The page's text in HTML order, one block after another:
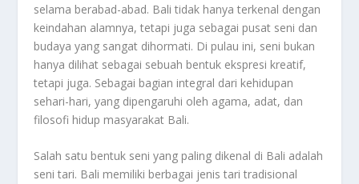
selama berabad-abad. Bali tidak hanya terkenal dengan
keindahan alamnya, tetapi juga sebagai pusat seni dan
budaya yang sangat dihormati. Di pulau ini, seni bukan
hanya dilihat sebagai sebuah bentuk ekspresi kreatif,
tetapi juga. Sebagai bagian integral dari kehidupan
sehari-hari, yang dipengaruhi oleh agama, adat, dan
filosofi hidup masyarakat Bali.
Salah satu bentuk seni yang paling dikenal di Bali adalah
seni tari. Bali memiliki berbagai jenis tari tradisional